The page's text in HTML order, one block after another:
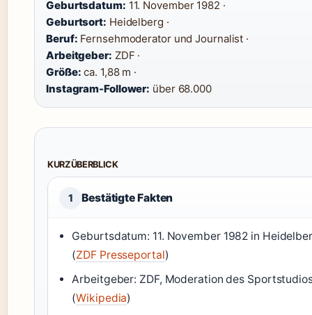
Geburtsdatum: 11. November 1982 ·
Geburtsort: Heidelberg ·
Beruf: Fernsehmoderator und Journalist ·
Arbeitgeber: ZDF ·
Größe: ca. 1,88 m ·
Instagram-Follower: über 68.000
KURZÜBERBLICK
1 Bestätigte Fakten
Geburtsdatum: 11. November 1982 in
(ZDF Presseportal)
Arbeitgeber: ZDF, Moderation des
(Wikipedia)